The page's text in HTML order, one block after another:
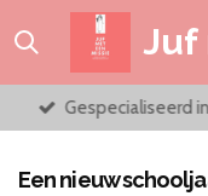
direct
hoofdinhoud
Juf
Gespecialiseerd
Een nieuw